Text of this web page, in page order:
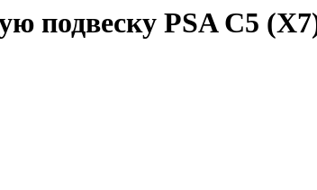
подвеску PSA C5